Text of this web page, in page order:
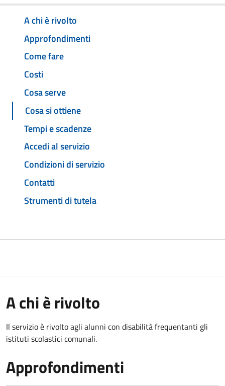
A chi è rivolto
Approfondimenti
Come fare
Costi
Cosa serve
Cosa si ottiene
Tempi e scadenze
Accedi al servizio
Condizioni di servizio
Contatti
Strumenti di tutela
A chi è rivolto
Il servizio è rivolto agli alunni con disabilità frequentanti gli
istituti scolastici comunali.
Approfondimenti